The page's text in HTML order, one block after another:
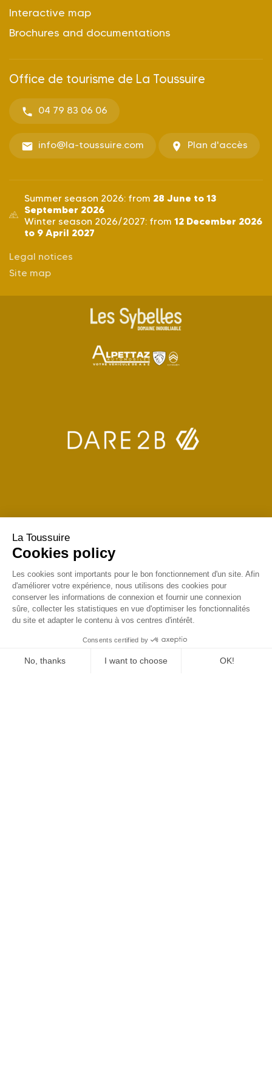
Interactive map
Brochures and documentations
Office de tourisme de La Toussuire
04 79 83 06 06
info@la-toussuire.com Plan d'accès
Summer season 2026: from 28 June to 13
September 2026
Winter season 2026/2027: from 12 December 2026
to 9 April 2027
Legal notices
Site map
La Toussuire
Cookies policy
Les cookies sont importants pour le bon fonctionnement d'un site. Afin
d'améliorer votre expérience, nous utilisons des cookies pour
conserver les informations de connexion et fournir une connexion
sûre, collecter les statistiques en vue d'optimiser les fonctionnalités
du site et adapter le contenu à vos centres d'intérêt.
Consents certified by
No, thanks I want to choose OK!